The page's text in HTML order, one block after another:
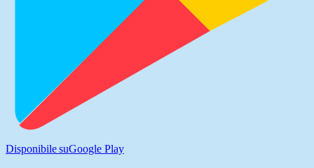
Disponibile suGoogle Play